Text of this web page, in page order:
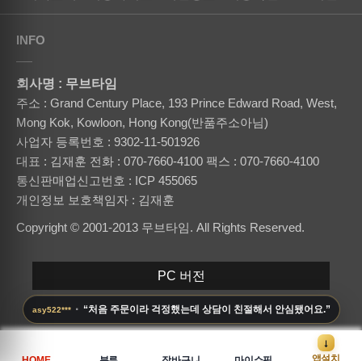
asy522*** · “처음 주문이라 걱정했는데 상담이 친절해서 안심됐어요.”
INFO
회사명 : 무브타임
주소 : Grand Century Place, 193 Prince Edward Road, West,
Mong Kok, Kowloon, Hong Kong(반품주소아님)
사업자 등록번호 : 9302-11-501926
대표 : 김재훈 전화 : 070-7660-4100 팩스 : 070-7660-4100
통신판매업신고번호 : ICP 455065
개인정보 보호책임자 : 김재훈
Copyright © 2001-2013 무브타임. All Rights Reserved.
PC 버전
↓
앱설치